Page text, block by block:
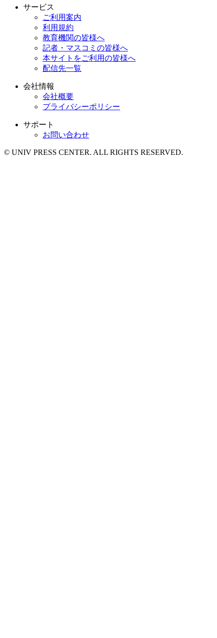
サービス
ご利用案内
利用規約
教育機関の皆様へ
記者・マスコミの皆様へ
本サイトをご利用の皆様へ
配信先一覧
会社情報
会社概要
プライバシーポリシー
サポート
お問い合わせ
© UNIV PRESS CENTER. ALL RIGHTS RESERVED.